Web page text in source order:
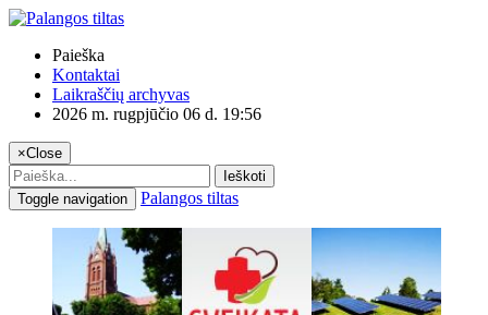
Paieška
Kontaktai
Laikraščių archyvas
2026 m. rugpjūčio 06 d. 19:56
×Close
Ieškoti
Toggle navigation
Palangos tiltas